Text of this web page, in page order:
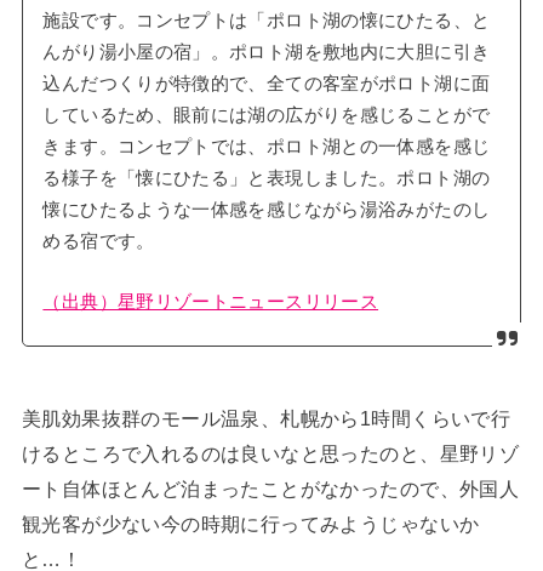
施設です。コンセプトは「ポロト湖の懐にひたる、と
んがり湯小屋の宿」。ポロト湖を敷地内に大胆に引き
込んだつくりが特徴的で、全ての客室がポロト湖に面
しているため、眼前には湖の広がりを感じることがで
きます。コンセプトでは、ポロト湖との一体感を感じ
る様子を「懐にひたる」と表現しました。ポロト湖の
懐にひたるような一体感を感じながら湯浴みがたのし
める宿です。
（出典）星野リゾートニュースリリース
美肌効果抜群のモール温泉、札幌から1時間くらいで行
けるところで入れるのは良いなと思ったのと、星野リゾ
ート自体ほとんど泊まったことがなかったので、外国人
観光客が少ない今の時期に行ってみようじゃないか
と…！